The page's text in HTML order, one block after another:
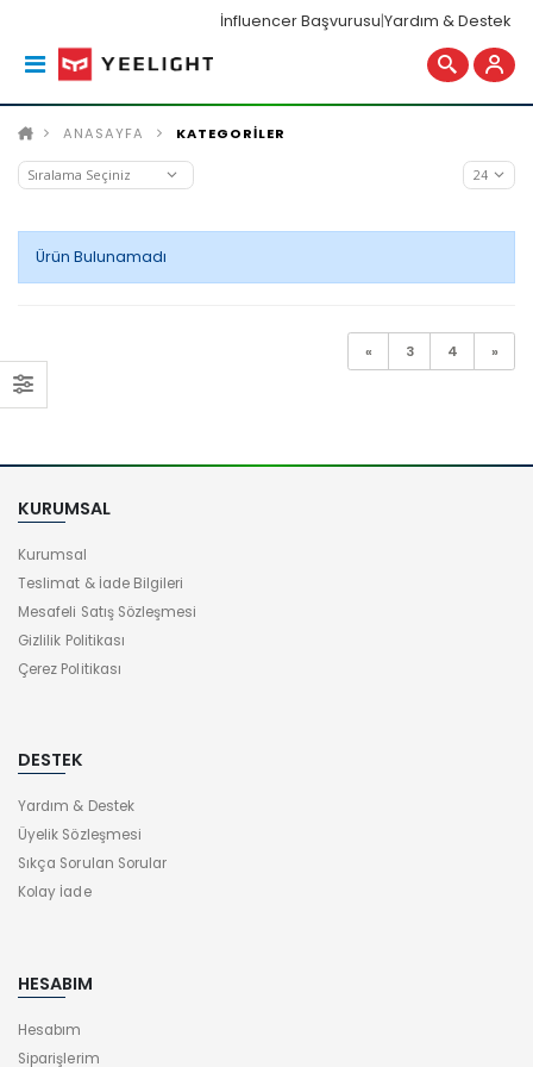
İnfluencer Başvurusu|Yardım & Destek
ANASAYFA KATEGORİLER
Ürün Bulunamadı
« 3 4 »
KURUMSAL
Kurumsal
Teslimat & İade Bilgileri
Mesafeli Satış Sözleşmesi
Gizlilik Politikası
Çerez Politikası
DESTEK
Yardım & Destek
Üyelik Sözleşmesi
Sıkça Sorulan Sorular
Kolay İade
HESABIM
Hesabım
Siparişlerim